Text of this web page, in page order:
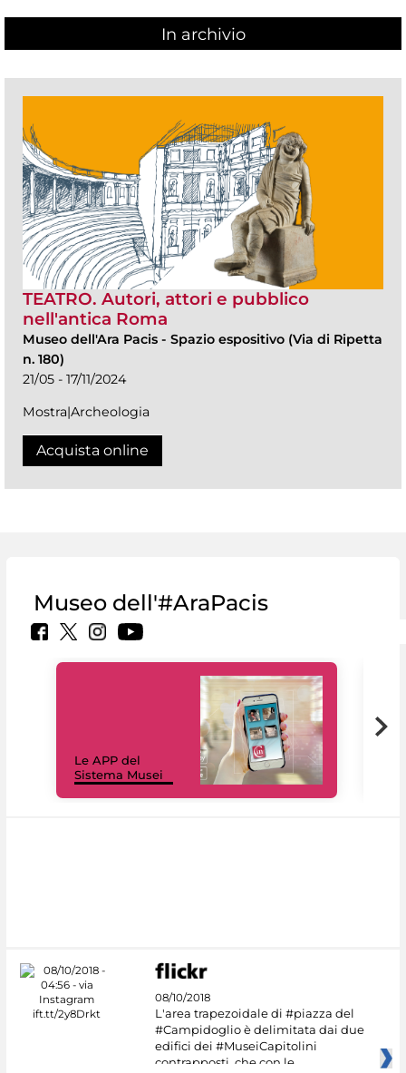
In archivio
TEATRO. Autori, attori e pubblico
nell'antica Roma
Museo dell'Ara Pacis - Spazio espositivo (Via di Ripetta
n. 180)
21/05 - 17/11/2024
Mostra|Archeologia
Acquista online
Museo dell'#AraPacis
Le APP del
Sistema Musei
08/10/2018
L'area trapezoidale di #piazza del
#Campidoglio è delimitata dai due
edifici dei #MuseiCapitolini
contrapposti, che con le